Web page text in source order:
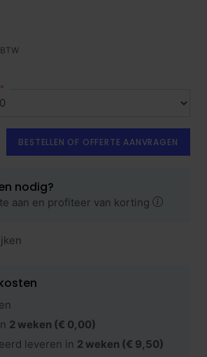
BESTELLEN OF OFFERTE AANVRAGEN
nodig?
aan en profiteer van korting
2 weken (€ 0,00)
leveren in 2 weken (€ 9,50)